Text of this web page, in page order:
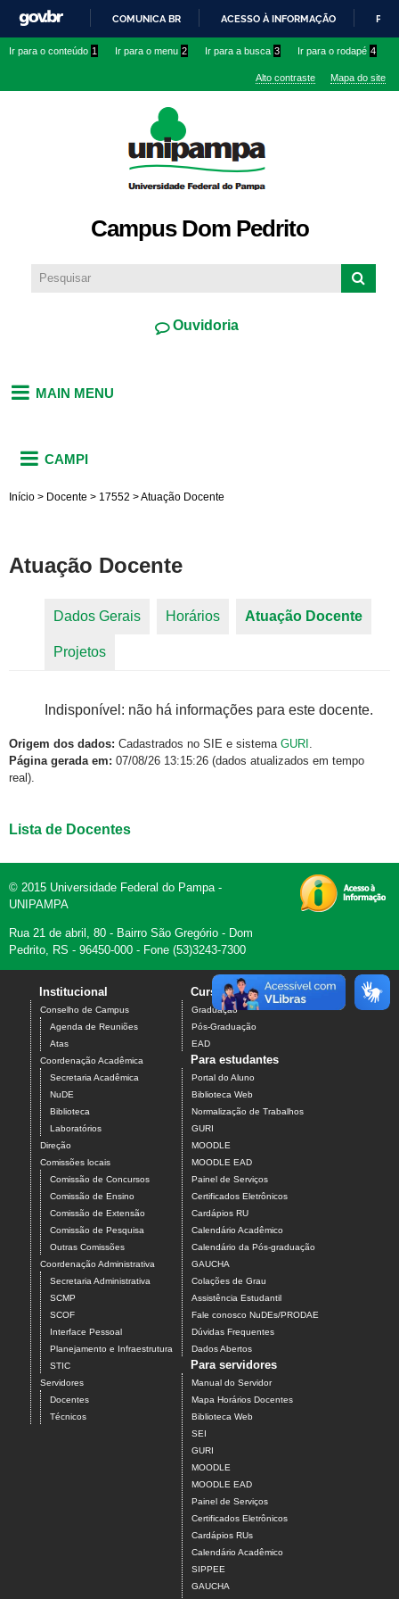
conteúdo
IR
O
COMUNICA BR ACESSO À INFORMAÇÃO
Ir para o conteúdo 1 Ir para o menu 2 Ir para a busca 3 Ir para o rodapé 4
Alto contraste Mapa do site
Campus Dom Pedrito
Ouvidoria
MAIN MENU
CAMPI
Início > Docente > 17552 >Atuação Docente
Atuação Docente
Dados Gerais Horários Atuação Docente
Projetos
Indisponível: não há informações para este docente.
Origem dos dados: Cadastrados no SIE e sistema GURI .
Página gerada em: 07/08/26 13:15:26 (dados atualizados em tempo
real).
Lista de Docentes
© 2015 Universidade Federal do Pampa -
UNIPAMPA
Rua 21 de abril, 80 - Bairro São Gregório - Dom
Pedrito, RS - 96450-000 - Fone (53)3243-7300
Institucional
Conselho de Campus
Agenda de Reuniões
Atas
Coordenação Acadêmica
Secretaria Acadêmica
NuDE
Biblioteca
Laboratórios
Direção
Comissões locais
Comissão de Concursos
Comissão de Ensino
Comissão de Extensão
Comissão de Pesquisa
Outras Comissões
Coordenação Administrativa
Secretaria Administrativa
SCMP
SCOF
Interface Pessoal
Planejamento e Infraestrutura
STIC
Servidores
Docentes
Técnicos
Cursos
Graduação
Pós-Graduação
EAD
Contato
Para estudantes
Portal do Aluno
Biblioteca Web
Normalização de Trabalhos
GURI
MOODLE
MOODLE EAD
Painel de Serviços
Certificados Eletrônicos
Cardápios RU
Calendário Acadêmico
Calendário da Pós-graduação
GAUCHA
Colações de Grau
Assistência Estudantil
Fale conosco NuDEs/PRODAE
Dúvidas Frequentes
Dados Abertos
Para servidores
Manual do Servidor
Mapa Horários Docentes
Biblioteca Web
SEI
GURI
MOODLE
MOODLE EAD
Painel de Serviços
Certificados Eletrônicos
Cardápios RUs
Calendário Acadêmico
SIPPEE
GAUCHA